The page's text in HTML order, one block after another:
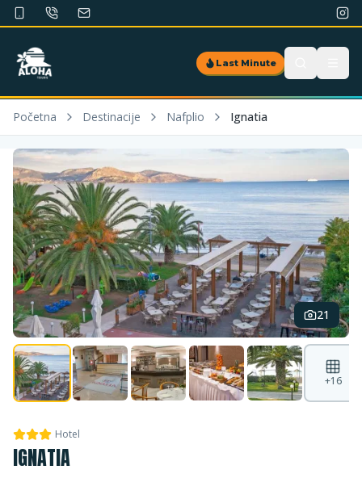
Last Minute
Početna Destinacije Nafplio Ignatia
21
+16
Hotel
IGNATIA